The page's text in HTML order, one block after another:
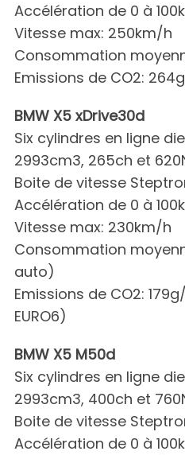
Accélération de 0 à
Vitesse max: 250km/h
Consommation
Emissions de CO2:
BMW X5 xDrive30d
Six cylindres en ligne
2993cm3, 265ch et
Boite de vitesse
Accélération de 0 à
Vitesse max: 230km/h
Consommation
auto)
Emissions de CO2:
EURO6)
BMW X5 M50d
Six cylindres en ligne
2993cm3, 400ch et
Boite de vitesse
Accélération de 0 à